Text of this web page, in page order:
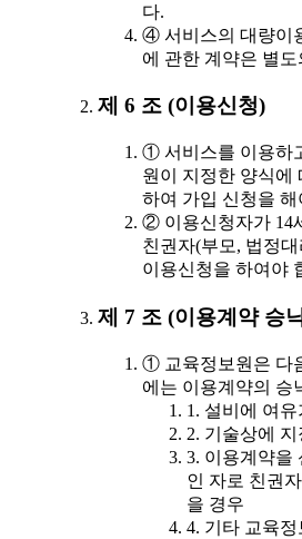
다.
④ 서비스의 대량이
에 관한 계약은 별
제 6 조 (이용신청)
① 서비스를 이용하
원이 지정한 양식에
하여 가입 신청을 해
② 이용신청자가 14
친권자(부모, 법정
이용신청을 하여야
제 7 조 (이용계약 승
① 교육정보원은 다
에는 이용계약의 승
1. 설비에 여
2. 기술상에
3. 이용계약을
인 자로 친권
을 경우
4. 기타 교육